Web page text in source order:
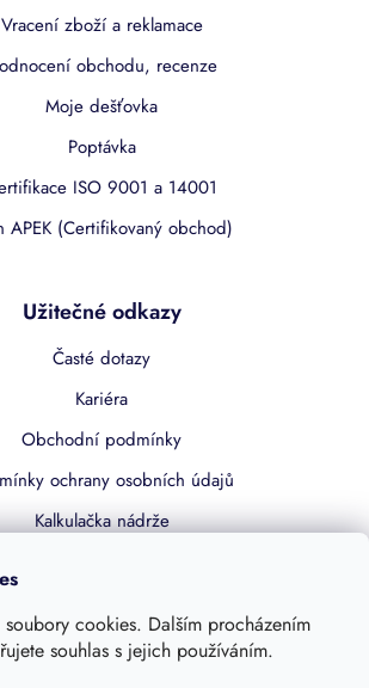
cookies. Dalším procházením
souhlas s jejich používáním.
Vracení zboží a reklamace
obchodu, recenze
Moje dešťovka
Poptávka
ISO 9001 a 14001
APEK (Certifikovaný obchod)
Užitečné odkazy
Časté dotazy
Kariéra
Obchodní podmínky
ochrany osobních údajů
Kalkulačka nádrže
Kontakty